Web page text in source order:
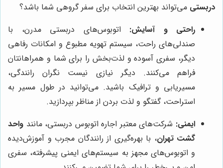
دربستی می‌تواند بهترین انتخاب برای سفر گروهی شما باشد؟
راحتی و آسایش: اتوبوس‌های دربستی مدرن، با
صندلی‌های راحت، سیستم تهویه مطبوع و امکانات رفاهی
دیگر، سفری آسوده و لذت‌بخش را برای شما و همراهانتان
فراهم می‌کنند. دیگر نیازی نیست نگران رانندگی،
مسیریابی و ترافیک باشید. می‌توانید در طول مسیر به
استراحت، گفتگو و لذت بردن از مناظر بپردازید.
ایمنی: شرکت‌های معتبر اجاره اتوبوس دربستی، مانند واحد
گشت تهران، با بهره‌گیری از رانندگان مجرب و آموزش‌دیده
و اتوبوس‌های مجهز به سیستم‌های ایمنی پیشرفته، سفری